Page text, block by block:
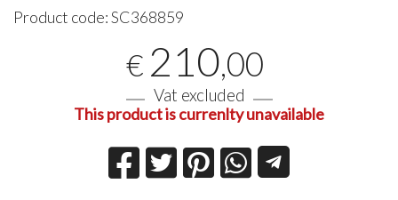
Product code:SC368859
€ 210,00
Vat excluded
This product is currenlty unavailable